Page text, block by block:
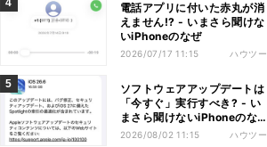
電話アプリに付いた赤丸が消
えません!? - いまさら聞けな
いiPhoneのなぜ
2026/07/17 11:15 ハウツー
ソフトウェアアップデートは
「今すぐ」実行すべき? - い
まさら聞けないiPhoneのな
ぜ
2026/08/02 11:15 ハウツー